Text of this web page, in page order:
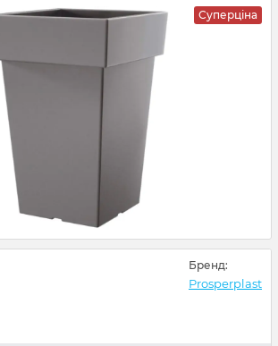
Суперціна
Бренд:
Prosperplast